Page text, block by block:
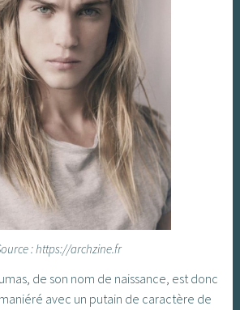
: https://archzine.fr
de son nom de naissance, est donc
avec un putain de caractère de